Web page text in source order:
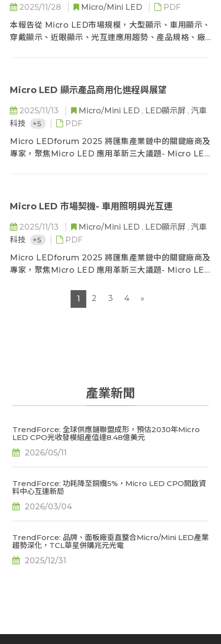
2025/11/28 Micro/Mini LED
PDF
本報告從 Micro LED市場規模，大型顯示、車用顯示、
穿戴顯示、近眼顯示、光互連應用趨勢、產品規格、廠
Micro LED 技術與市場規模在往前推進的同時，應用面
AR眼鏡的矽基 Micro LED，甚至是近期因 AI 伺服器
有高聲量的 Micro LED 光互連，Micro LED 因其高亮
度、小體積、及高耐用等特性，萌芽於消費電子與利基
型市場，然而是否能穩健扎根，還需觀察現有技術及商
Micro LED 顯示產品商用化進程與展望
2025/11/13 Micro/Mini LED , LED顯示屏 , 汽車
科技
+5
PDF
Micro LEDforum 2025 將匯集產業鏈中的關鍵廠商及
專家，聚焦Micro LED 應用革新三大議題- Micro LED
Micro LED 市場契機- 車用照明與光互連
2025/11/13 Micro/Mini LED , LED顯示屏 , 汽車
科技
+5
PDF
Micro LEDforum 2025 將匯集產業鏈中的關鍵廠商及
專家，聚焦Micro LED 應用革新三大議題- Micro LED
術，分享 2025 年市場趨勢總結、2026 市場展望、廠
商進展與技術突破。
1 2 3 4 »
產業新聞
TrendForce: 全球供應鏈聯盟成形，預估2030年Micro
LED CPO光收發模組產值達8.48億美元
2026/05/11
TrendForce: 功耗降至銅纜5%，Micro LED CPO開啟資
料中心互連新局
2026/03/04
TrendForce: 品牌、面板廠垂直整合Micro/Mini LED產業
趨勢深化，TCL華星併購兆元光電
2025/12/31